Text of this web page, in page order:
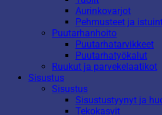
Aurinkovarjot
Pehmusteet ja
Puutarhanhoito
Puutarhatarvikkeet
Puutarhatyökalut
Ruukut ja parvekelaatikot
Sisustus
Sisustus
Sisustustyynyt ja
Tekokasvit